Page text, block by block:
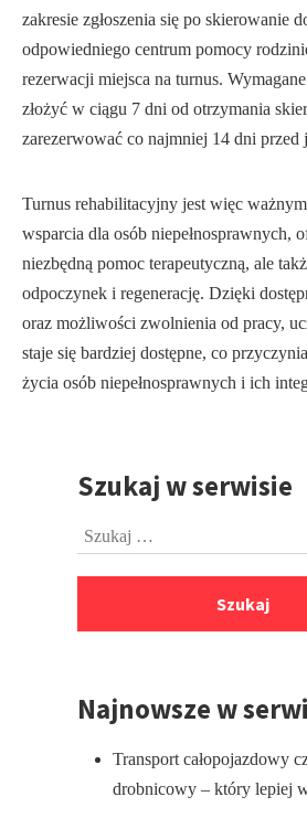
zakresie zgłoszenia się po skierowanie
odpowiedniego centrum pomocy
rezerwacji miejsca na turnus.
złożyć w ciągu 7 dni od otrzymania
zarezerwować co najmniej 14 dni przed
Turnus rehabilitacyjny jest więc
wsparcia dla osób niepełnosprawnych,
niezbędną pomoc terapeutyczną, ale
odpoczynek i regenerację. Dzięki
oraz możliwości zwolnienia od pracy,
staje się bardziej dostępne, co
życia osób niepełnosprawnych i ich
PrzejdźSzukaj w serwisie
Szukaj:
Najnowsze w
Transport całopojazdowy
drobnicowy – który lepiej